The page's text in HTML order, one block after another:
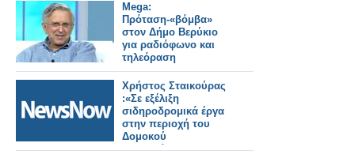
Mega:
Πρόταση-«βόμβα»
στον Δήμο Βερύκιο
για ραδιόφωνο και
τηλεόραση
Χρήστος Σταικούρας
:«Σε εξέλιξη
σιδηροδρομικά έργα
στην περιοχή του
Δομοκού
αποκατάστασης